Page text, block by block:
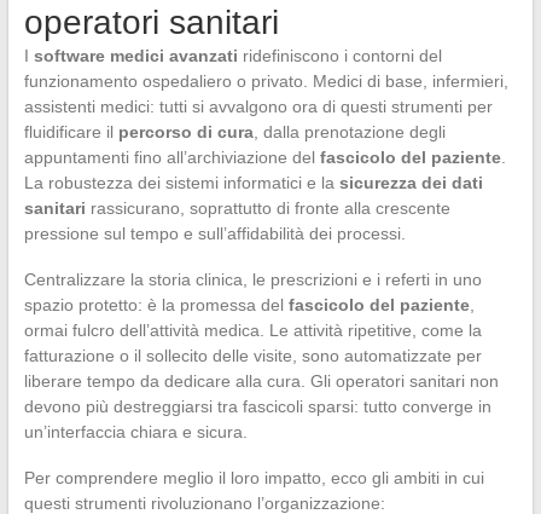
operatori sanitari
I software medici avanzati ridefiniscono i contorni del
funzionamento ospedaliero o privato. Medici di base, infermieri,
assistenti medici: tutti si avvalgono ora di questi strumenti per
fluidificare il percorso di cura, dalla prenotazione degli
appuntamenti fino all’archiviazione del fascicolo del paziente.
La robustezza dei sistemi informatici e la sicurezza dei dati
sanitari rassicurano, soprattutto di fronte alla crescente
pressione sul tempo e sull’affidabilità dei processi.
Centralizzare la storia clinica, le prescrizioni e i referti in uno
spazio protetto: è la promessa del fascicolo del paziente,
ormai fulcro dell’attività medica. Le attività ripetitive, come la
fatturazione o il sollecito delle visite, sono automatizzate per
liberare tempo da dedicare alla cura. Gli operatori sanitari non
devono più destreggiarsi tra fascicoli sparsi: tutto converge in
un’interfaccia chiara e sicura.
Per comprendere meglio il loro impatto, ecco gli ambiti in cui
questi strumenti rivoluzionano l’organizzazione: